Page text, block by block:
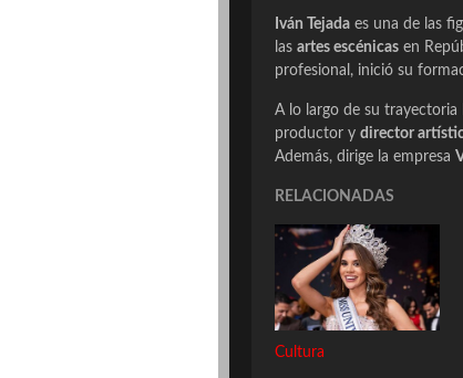
Iván Tejada es una de las
las artes escénicas en
profesional, inició su
A lo largo de su
productor y director
Además, dirige la empresa
RELACIONADAS
Cultura